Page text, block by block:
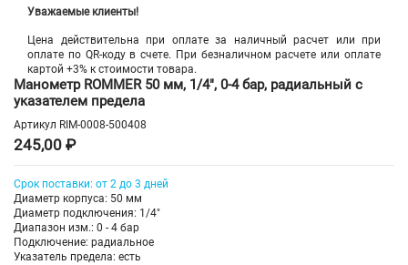
Уважаемые клиенты!
Цена действительна при оплате за наличный расчет или при
оплате по QR-коду в счете. При безналичном расчете или оплате
картой +3% к стоимости товара.
Манометр ROMMER 50 мм, 1/4", 0-4 бар, радиальный с
указателем предела
Артикул RIM-0008-500408
245,00 ₽
Срок поставки: от 2 до 3 дней
Диаметр корпуса: 50 мм
Диаметр подключения: 1/4"
Диапазон изм.: 0 - 4 бар
Подключение: радиальное
Указатель предела: есть